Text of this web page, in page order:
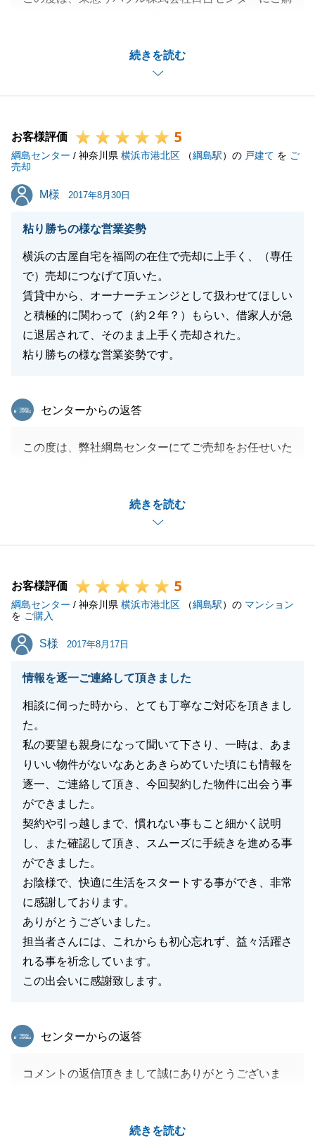
続きを読む
頂いた結果スムーズにお取きを行うことが出来まし
た。本当にありがとうございました。
これからも何かご不明な点やご質問等がございました
今後とも、引き続き宜しくお願い申し上げます。
お客様評価 5
綱島センター / 神奈川県 横浜市港北区 （綱島駅）の 戸建て を ご
売却
M様
M様 2017年8月30日
粘り勝ちの様な営業姿勢
横浜の古屋自宅を福岡の在住で売却に上手く、（専任
で）売却につなげて頂いた。
賃貸中から、オーナーチェンジとして扱わせてほしい
と積極的に関わって（約２年？）もらい、借家人が急
に退居されて、そのまま上手く売却された。
粘り勝ちの様な営業姿勢です。
続きを読む
東急リバブル
センターからの返答
この度は、弊社綱島センターにてご売却をお任せいた
で少し時間がかかりましたが、無事お引渡しを迎える
ことができてとても嬉しく思っております。
いつも快くお電話、メール、時にはお手紙にてご連絡
ていただきまして、本当にありがとうございました。
Ｍ様の担当として、ご売却のお手伝いに携わることが
できて大変うれしく思っております。
また何かご相談等お力になれることがございましたら
皆様のご健康とご多幸をお祈り申し上げます。
閉じる
お客様評価 5
綱島センター / 神奈川県 横浜市港北区 （綱島駅）の マンション
を ご購入
S様
S様 2017年8月17日
情報を逐一ご連絡して頂きました
相談に伺った時から、とても丁寧なご対応を頂きまし
た。
私の要望も親身になって聞いて下さり、一時は、あま
りいい物件がないなあとあきらめていた頃にも情報を
逐一、ご連絡して頂き、今回契約した物件に出会う事
ができました。
契約や引っ越しまで、慣れない事もこと細かく説明
し、また確認して頂き、スムーズに手続きを進める事
ができました。
お陰様で、快適に生活をスタートする事ができ、非常
に感謝しております。
ありがとうございました。
担当者さんには、これからも初心忘れず、益々活躍さ
れる事を祈念しています。
この出会いに感謝致します。
続きを読む
東急リバブル
センターからの返答
コメントの返信頂きまして誠にありがとうございま
しく思っております。